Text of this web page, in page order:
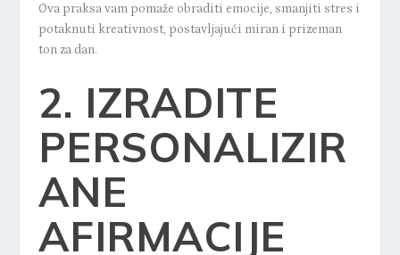
Ova praksa vam pomaže obraditi emocije, smanjiti stres i
potaknuti kreativnost, postavljajući miran i prizeman
ton za dan.
2. IZRADITE
PERSONALIZIR
ANE
AFIRMACIJE